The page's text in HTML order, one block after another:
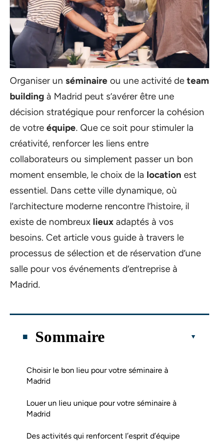
Organiser un séminaire ou une activité de team
building à Madrid peut s’avérer être une
décision stratégique pour renforcer la cohésion
de votre équipe. Que ce soit pour stimuler la
créativité, renforcer les liens entre
collaborateurs ou simplement passer un bon
moment ensemble, le choix de la location est
essentiel. Dans cette ville dynamique, où
l’architecture moderne rencontre l’histoire, il
existe de nombreux lieux adaptés à vos
besoins. Cet article vous guide à travers le
processus de sélection et de réservation d’une
salle pour vos événements d’entreprise à
Madrid.
Sommaire
Choisir le bon lieu pour votre séminaire à
Madrid
Louer un lieu unique pour votre séminaire à
Madrid
Des activités qui renforcent l’esprit d’équipe